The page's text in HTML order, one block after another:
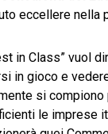
eccellere nella
in Class” vuol
in gioco e
si
le imprese